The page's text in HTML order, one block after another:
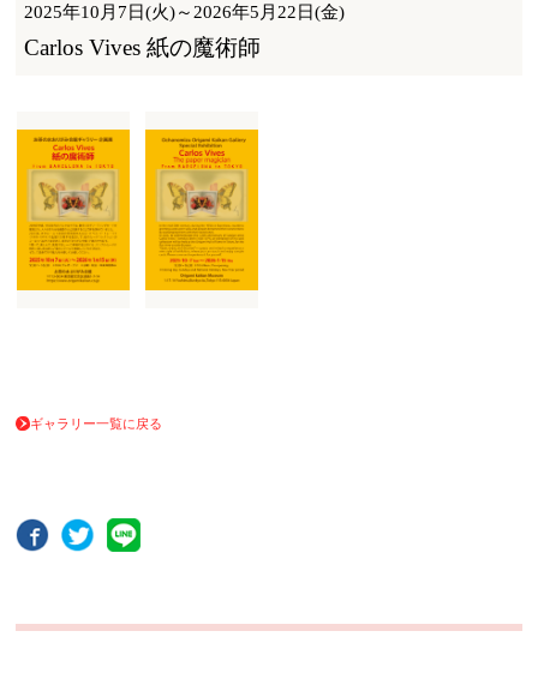
2025年10月7日(火)～2026年5月22日(金)
Carlos Vives 紙の魔術師
ギャラリー一覧に戻る